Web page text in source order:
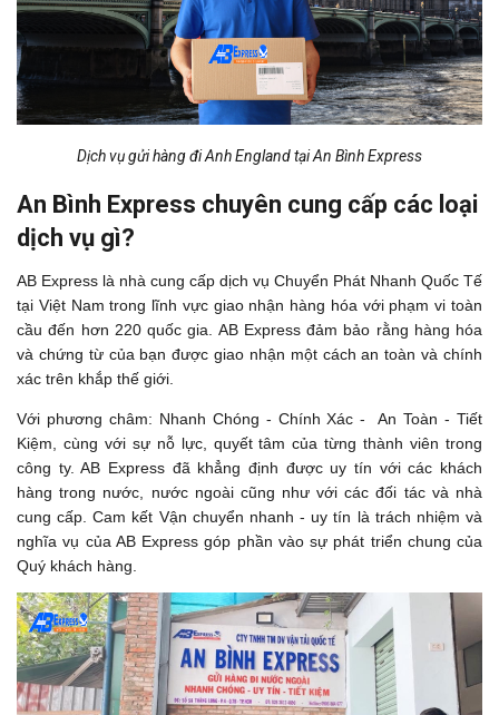
Dịch vụ gửi hàng đi Anh England tại An Bình Express
An Bình Express chuyên cung cấp các loại
dịch vụ gì?
AB Express là nhà cung cấp dịch vụ Chuyển Phát Nhanh Quốc Tế
tại Việt Nam trong lĩnh vực giao nhận hàng hóa với phạm vi toàn
cầu đến hơn 220 quốc gia. AB Express đảm bảo rằng hàng hóa
và chứng từ của bạn được giao nhận một cách an toàn và chính
xác trên khắp thế giới.
Với phương châm: Nhanh Chóng - Chính Xác - An Toàn - Tiết
Kiệm, cùng với sự nỗ lực, quyết tâm của từng thành viên trong
công ty. AB Express đã khẳng định được uy tín với các khách
hàng trong nước, nước ngoài cũng như với các đối tác và nhà
cung cấp. Cam kết Vận chuyển nhanh - uy tín là trách nhiệm và
nghĩa vụ của AB Express góp phần vào sự phát triển chung của
Quý khách hàng.